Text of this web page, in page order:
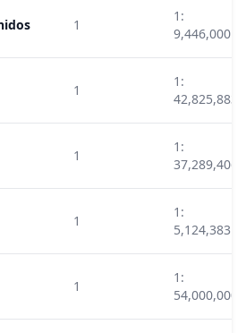
1
1:
9,446,000
1
1:
42,825,883
1
1:
37,289,406
1
1:
5,124,383
1
1:
54,000,000